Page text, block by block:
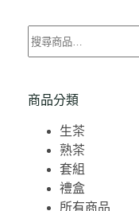
商品分類
生茶
熟茶
套組
禮盒
所有商品